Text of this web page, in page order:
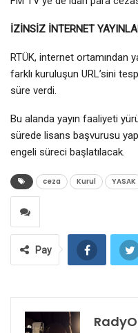
İZİNSİZ İNTERNET
RTÜK, internet ortamından
farklı kuruluşun URL’sini
süre verdi.
Bu alanda yayın faaliyeti
sürede lisans başvurusu
engeli süreci başlatılacak.
ceza Kurul YASAK
Pay